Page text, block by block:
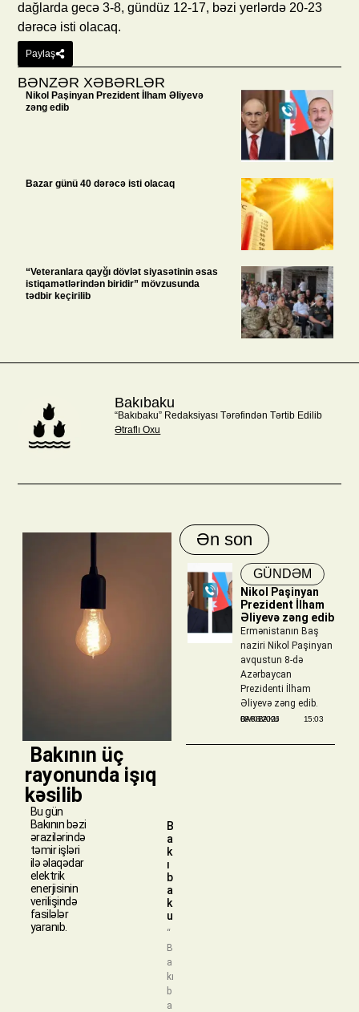
dağlarda gecə 3-8, gündüz 12-17, bəzi yerlərdə 20-23
dərəcə isti olacaq.
Paylaş
BƏNZƏR XƏBƏRLƏR
Nikol Paşinyan Prezident İlham Əliyevə
zəng edib
Bazar günü 40 dərəcə isti olacaq
“Veteranlara qayğı dövlət siyasətinin əsas
istiqamətlərindən biridir” mövzusunda
tədbir keçirilib
Bakıbaku
“Bakıbaku” Redaksiyası Tərəfindən Tərtib Edilib
Ətraflı Oxu
​ Bakının üç
rayonunda işıq
kəsilib
Bu gün
Bakının bəzi
ərazilərində
təmir işləri
ilə əlaqədar
elektrik
enerjisinin
verilişində
fasilələr
yaranıb.
B
a
k
ı
b
a
k
u
“
B
a
kı
b
a
Ən son
GÜNDƏM
Nikol Paşinyan
Prezident İlham
Əliyevə zəng edib
Ermənistanın Baş
naziri Nikol Paşinyan
avqustun 8-də
Azərbaycan
Prezidenti İlham
Əliyevə zəng edib.
BAKIBAKU
08/08/2026 15:03